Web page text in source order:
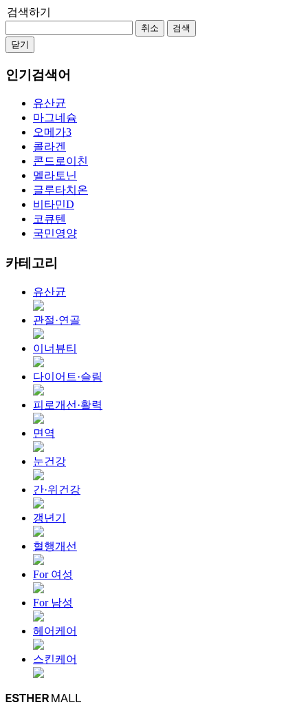
검색하기
취소
검색
닫기
인기검색어
유산균
마그네슘
오메가3
콜라겐
콘드로이친
멜라토닌
글루타치온
비타민D
코큐텐
국민영양
카테고리
유산균
관절·연골
이너뷰티
다이어트·슬림
피로개선·활력
면역
눈건강
간·위건강
갱년기
혈행개선
For 여성
For 남성
헤어케어
스킨케어